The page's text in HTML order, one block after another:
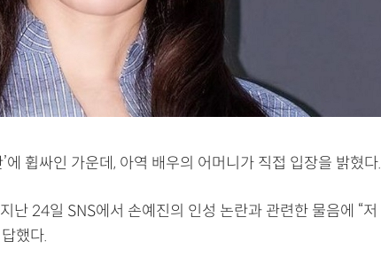
에 휩싸인 가운데, 아역 배우의 어머니가 직접 입장을 밝혔다.
난 24일 SNS에서 손예진의 인성 논란과 관련한 물음에 “저
했다.